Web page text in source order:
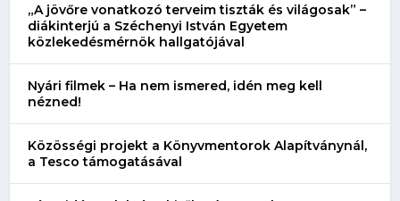
„A jövőre vonatkozó terveim tiszták és világosak” –
diákinterjú a Széchenyi István Egyetem
közlekedésmérnök hallgatójával
Nyári filmek – Ha nem ismered, idén meg kell
nézned!
Közösségi projekt a Könyvmentorok Alapítványnál,
a Tesco támogatásával